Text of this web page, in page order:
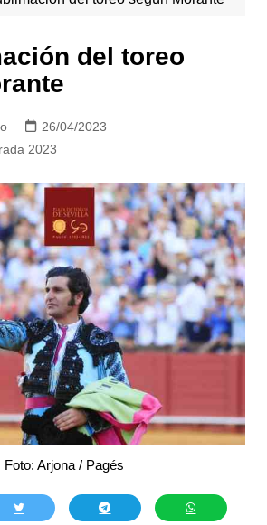
del toreo
26/04/2023
2023
Foto: Arjona / Pagés